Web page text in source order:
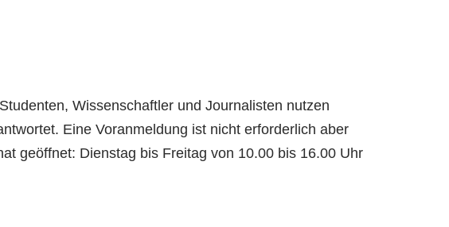
Wissenschaftler und Journalisten nutzen
Eine Voranmeldung ist nicht erforderlich aber
geöffnet: Dienstag bis Freitag von 10.00 bis 16.00 Uhr